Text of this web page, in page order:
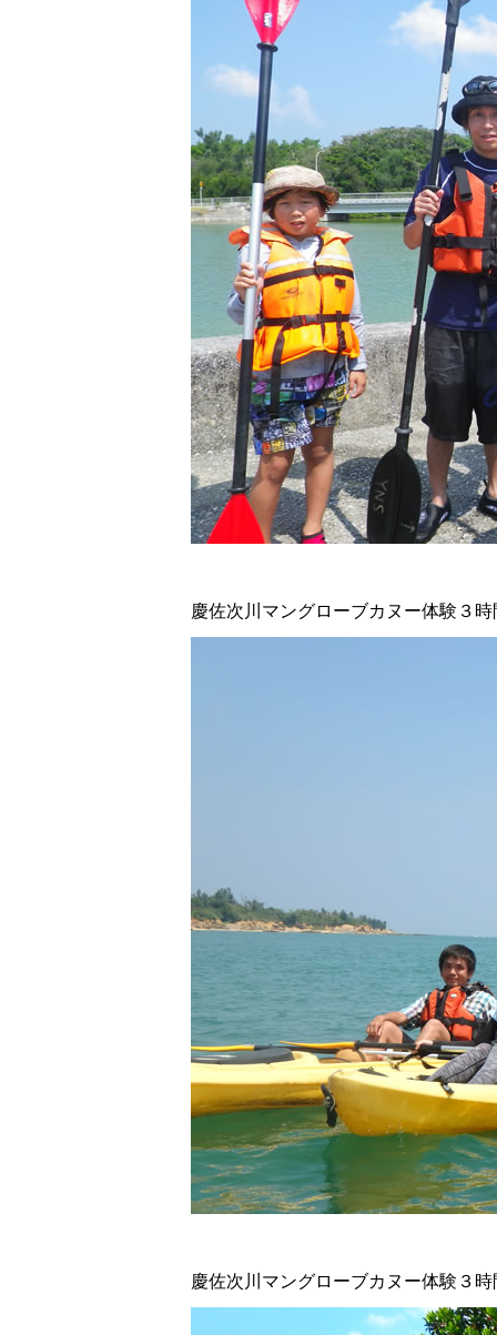
慶佐次川マングローブカヌー体験３時
慶佐次川マングローブカヌー体験３時